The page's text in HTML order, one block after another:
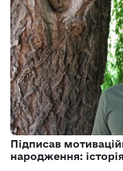
Підписав
народження: